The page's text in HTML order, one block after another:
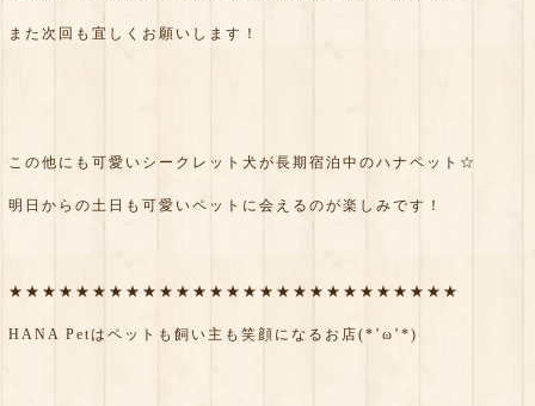
また次回も宜しくお願いします！
この他にも可愛いシークレット犬が長期宿泊中のハナペット☆
明日からの土日も可愛いペットに会えるのが楽しみです！
★★★★★★★★★★★★★★★★★★★★★★★★★★★
HANA Petはペットも飼い主も笑顔になるお店(*’ω’*)